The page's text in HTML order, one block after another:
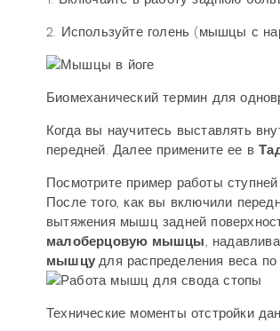
2. Используйте голень (мышцы с
Биомеханический термин для
Когда вы научитесь выставлять
передней. Далее примените ее в
Посмотрите пример работы
После того, как вы включили
вытяжения мышц задней
малоберцовую мышцы,
мышцудля распределения веса
Технические моменты отстройки